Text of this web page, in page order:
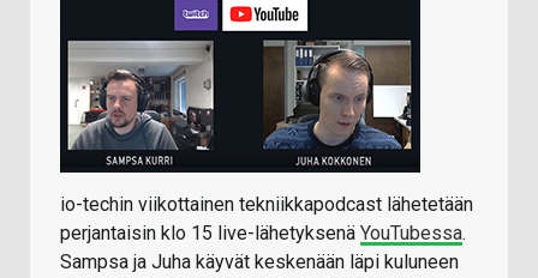
io-techin viikottainen tekniikkapodcast lähetetään
perjantaisin klo 15 live-lähetyksenä YouTubessa.
Sampsa ja Juha käyvät keskenään läpi kuluneen